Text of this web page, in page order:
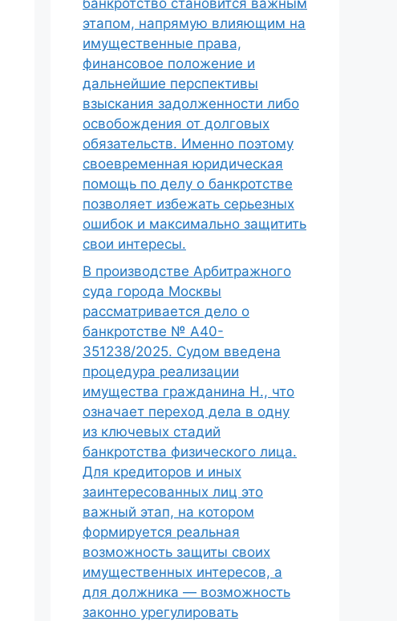
банкротство становится важным
этапом, напрямую влияющим на
имущественные права,
финансовое положение и
дальнейшие перспективы
взыскания задолженности либо
освобождения от долговых
обязательств. Именно поэтому
своевременная юридическая
помощь по делу о банкротстве
позволяет избежать серьезных
ошибок и максимально защитить
свои интересы.
В производстве Арбитражного
суда города Москвы
рассматривается дело о
банкротстве № А40-
351238/2025. Судом введена
процедура реализации
имущества гражданина Н., что
означает переход дела в одну
из ключевых стадий
банкротства физического лица.
Для кредиторов и иных
заинтересованных лиц это
важный этап, на котором
формируется реальная
возможность защиты своих
имущественных интересов, а
для должника — возможность
законно урегулировать